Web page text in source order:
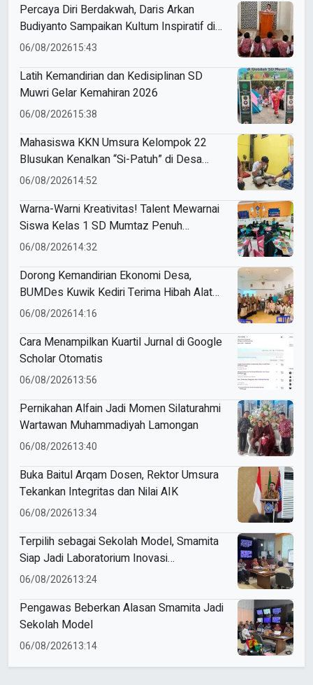
Percaya Diri Berdakwah, Daris Arkan
Budiyanto Sampaikan Kultum Inspiratif di
Masjid Baiturrahman
06/08/202615:43
Latih Kemandirian dan Kedisiplinan SD
Muwri Gelar Kemahiran 2026
06/08/202615:38
Mahasiswa KKN Umsura Kelompok 22
Blusukan Kenalkan “Si-Patuh” di Desa
Banjarkejen
06/08/202614:52
Warna-Warni Kreativitas! Talent Mewarnai
Siswa Kelas 1 SD Mumtaz Penuh
Keceriaan
06/08/202614:32
Dorong Kemandirian Ekonomi Desa,
BUMDes Kuwik Kediri Terima Hibah Alat
Pencetak Briket Biomassa Briqpress
06/08/202614:16
Cara Menampilkan Kuartil Jurnal di Google
Scholar Otomatis
06/08/202613:56
Pernikahan Alfain Jadi Momen Silaturahmi
Wartawan Muhammadiyah Lamongan
06/08/202613:40
Buka Baitul Arqam Dosen, Rektor Umsura
Tekankan Integritas dan Nilai AIK
06/08/202613:34
Terpilih sebagai Sekolah Model, Smamita
Siap Jadi Laboratorium Inovasi
Pembelajaran AI
06/08/202613:24
Pengawas Beberkan Alasan Smamita Jadi
Sekolah Model
06/08/202613:14